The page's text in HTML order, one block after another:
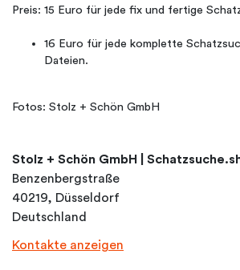
Preis: 15 Euro für jede fix und fertige
16 Euro für jede komplette
Dateien.
Fotos: Stolz + Schön GmbH
Stolz + Schön GmbH |
Benzenbergstraße
40219, Düsseldorf
Deutschland
Kontakte anzeigen